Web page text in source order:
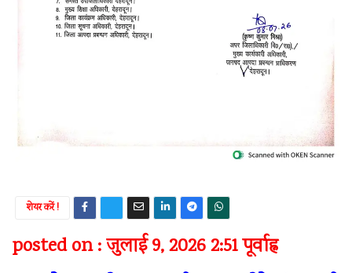
शेयर करें !
posted on : जुलाई 9, 2026 2:51 पूर्वाह्न